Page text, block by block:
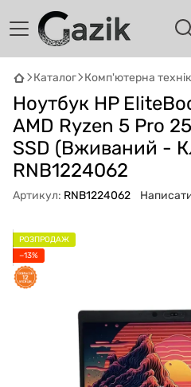
Каталог Комп'ютерна
Ноутбук HP
AMD Ryzen 5 Pro
SSD (Вживаний -
RNB1224062
Артикул: RNB1224062
РОЗПРОДАЖ
−13%
GAZIK AI
Онлайн · пошук техніки
Привіт! 👋 Я Gazik AI —
підібрати вживану
Що шукаєш?